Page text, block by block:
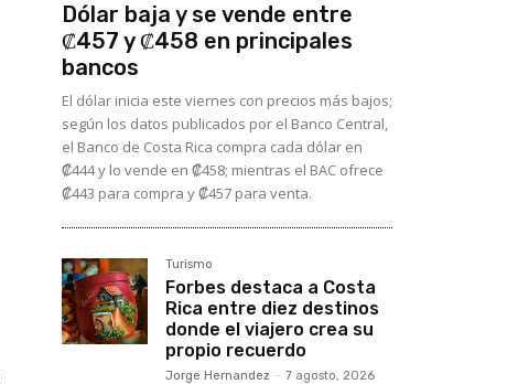
Dólar baja y se vende entre
₡457 y ₡458 en principales
bancos
El dólar inicia este viernes con precios más bajos;
según los datos publicados por el Banco Central,
el Banco de Costa Rica compra cada dólar en
₡444 y lo vende en ₡458; mientras el BAC ofrece
₡443 para compra y ₡457 para venta.
Turismo
Forbes destaca a Costa
Rica entre diez destinos
donde el viajero crea su
propio recuerdo
Jorge Hernandez - 7 agosto, 2026